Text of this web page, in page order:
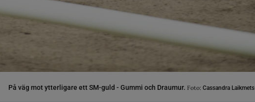
På väg mot ytterligare ett SM-guld - Gummi och Draumur. Foto: Cassandra Laikmets